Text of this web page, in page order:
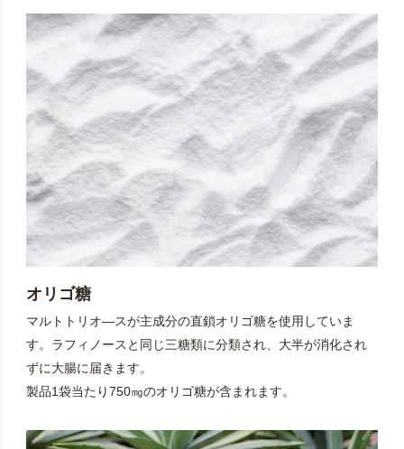
オリゴ糖
マルトトリオ―スが主成分の直鎖オリゴ糖を使用していま
す。ラフィノースと同じ三糖類に分類され、大半が消化され
ずに大腸に届きます。
製品1袋当たり750㎎のオリゴ糖が含まれます。